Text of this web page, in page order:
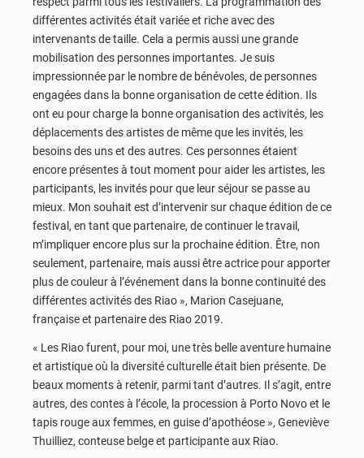
différentes activités était variée et riche avec des
intervenants de taille. Cela a permis aussi une grande
mobilisation des personnes importantes. Je suis
impressionnée par le nombre de bénévoles, de personnes
engagées dans la bonne organisation de cette édition. Ils
ont eu pour charge la bonne organisation des activités, les
déplacements des artistes de même que les invités, les
besoins des uns et des autres. Ces personnes étaient
encore présentes à tout moment pour aider les artistes, les
participants, les invités pour que leur séjour se passe au
mieux. Mon souhait est d’intervenir sur chaque édition de ce
festival, en tant que partenaire, de continuer le travail,
m’impliquer encore plus sur la prochaine édition. Être, non
seulement, partenaire, mais aussi être actrice pour apporter
plus de couleur à l’événement dans la bonne continuité des
différentes activités des Riao », Marion Casejuane,
française et partenaire des Riao 2019.
« Les Riao furent, pour moi, une très belle aventure humaine
et artistique où la diversité culturelle était bien présente. De
beaux moments à retenir, parmi tant d’autres. Il s’agit, entre
autres, des contes à l’école, la procession à Porto Novo et le
tapis rouge aux femmes, en guise d’apothéose », Geneviève
Thuilliez, conteuse belge et participante aux Riao.